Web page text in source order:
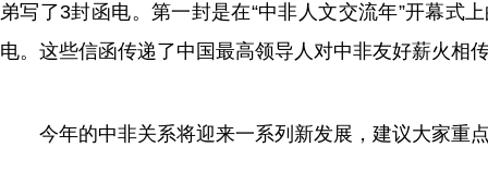
弟写了3封函电。第一封是在“中非人文交流年”开幕式
电。这些信函传递了中国最高领导人对中非友好薪火相
今年的中非关系将迎来一系列新发展，建议大家重